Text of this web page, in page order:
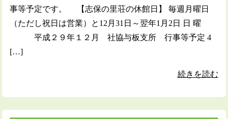
事等予定です。 【志保の里荘の休館日】 毎週月曜日
（ただし祝日は営業）と12月31日～翌年1月2日 日 曜
平成２９年１２月 社協与板支所 行事等予定 4
[…]
続きを読む